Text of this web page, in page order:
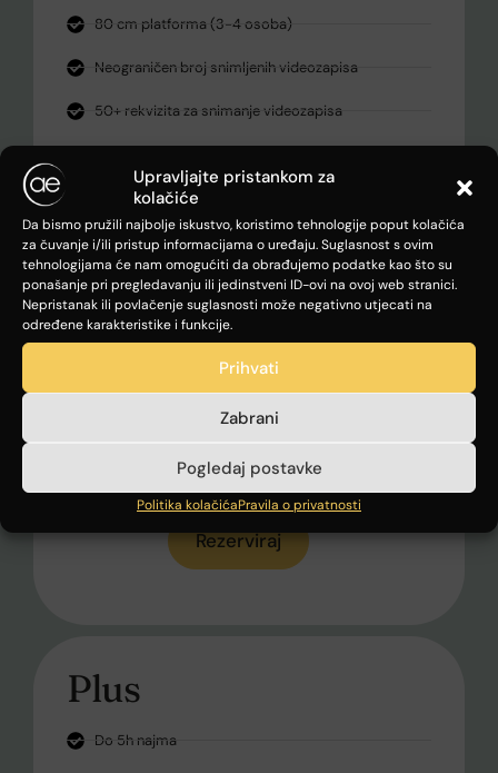
Upravljajte pristankom za
kolačiće
Da bismo pružili najbolje iskustvo, koristimo tehnologije poput kolačića
za čuvanje i/ili pristup informacijama o uređaju. Suglasnost s ovim
tehnologijama će nam omogućiti da obrađujemo podatke kao što su
ponašanje pri pregledavanju ili jedinstveni ID-ovi na ovoj web stranici.
Nepristanak ili povlačenje suglasnosti može negativno utjecati na
određene karakteristike i funkcije.
Prihvati
Zabrani
Pogledaj postavke
Politika kolačićaPravila o privatnosti
80 cm platforma (3-4 osoba)
Neograničen broj snimljenih videozapisa
50+ rekvizita za snimanje videozapisa
Trenutno preuzimanje videozapisa na mobitel
putem QR Code
Objava na društvene mreže i slanje na e-mail
Potpuna personalizacija dizajna videozapisa prema
vlastitim željama
Dodavanje efekata u video (boomerang, slow
motion, ubrzano,...)
Rezerviraj
Plus
Do 5h najma